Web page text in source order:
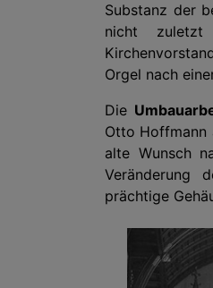
Substanz der
nicht zuletzt
Orgel nach
Die
Otto Hoffmann
alte Wunsch
Veränderung
prächtige